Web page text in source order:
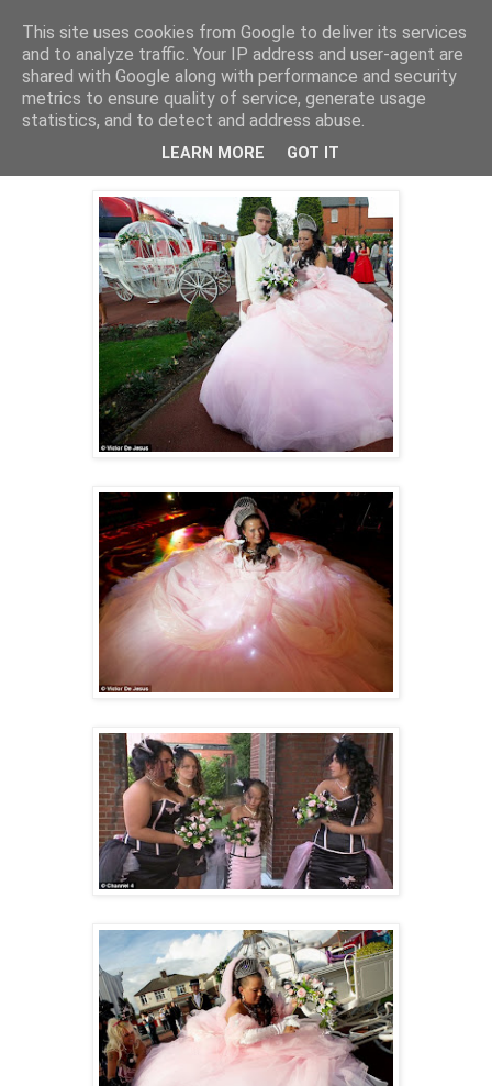
PentruDive.ro
miercuri, 26 ianuarie 2011
Mireasa expandata
This site uses cookies from Google to deliver its services
and to analyze traffic. Your IP address and user-agent are
shared with Google along with performance and security
metrics to ensure quality of service, generate usage
statistics, and to detect and address abuse.
LEARN MORE GOT IT